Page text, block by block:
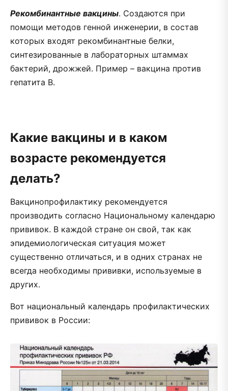
Рекомбинантные вакцины. Создаются при
помощи методов генной инженерии, в состав
которых входят рекомбинантные белки,
синтезированные в лабораторных штаммах
бактерий, дрожжей. Пример – вакцина против
гепатита В.
Какие вакцины и в каком
возрасте рекомендуется
делать?
Вакцинопрофилактику рекомендуется
производить согласно Национальному календарю
прививок. В каждой стране он свой, так как
эпидемиологическая ситуация может
существенно отличаться, и в одних странах не
всегда необходимы прививки, используемые в
других.
Вот национальный календарь профилактических
прививок в России: